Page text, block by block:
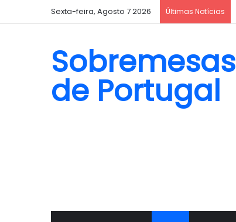
Sexta-feira, Agosto 7 2026 Últimas Notícias
Sobremesas
de Portugal